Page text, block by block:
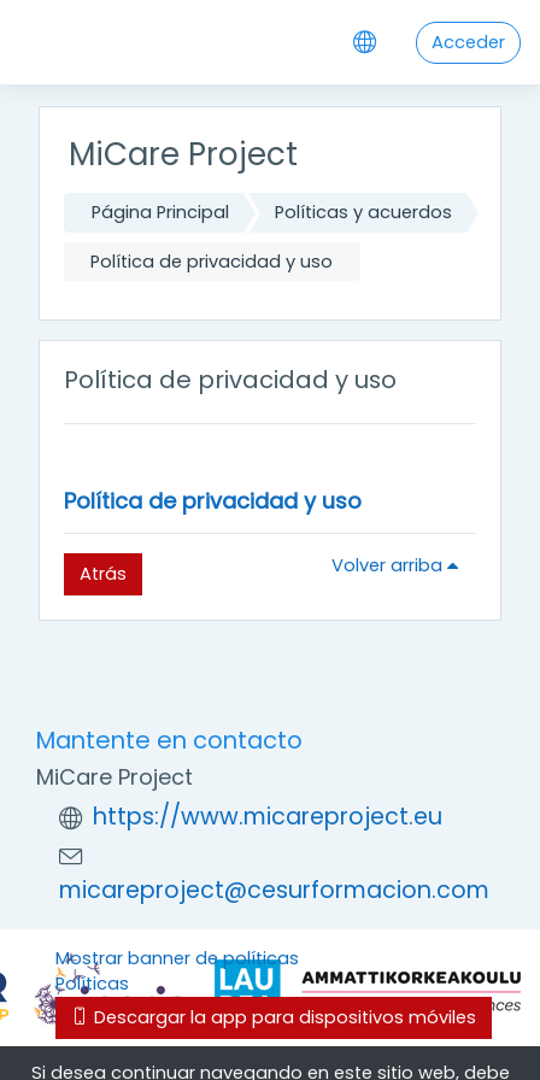
Acceder
MiCare Project
Página Principal Políticas y acuerdos
Política de privacidad y uso
Política de privacidad y uso
Política de privacidad y uso
Atrás Volver arriba
Mantente en contacto
MiCare Project
https://www.micareproject.eu
micareproject@cesurformacion.com
Si desea continuar navegando en este sitio web, debe
Mostrar banner de políticas
Políticas
Descargar la app para dispositivos móviles
Cambiar al tema estándar